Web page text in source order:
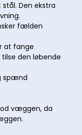
Den ekstra
fælden
at fange
den løbende
spænd
væggen, da